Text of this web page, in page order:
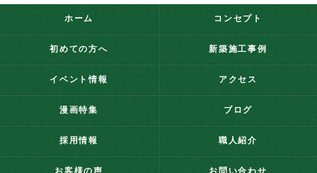
ホーム コンセプト
初めての方へ 新築施工事例
イベント情報 アクセス
漫画特集 ブログ
採用情報 職人紹介
お客様の声 お問い合わせ